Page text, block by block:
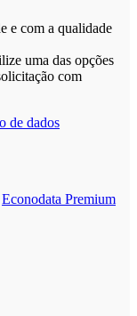
e com a qualidade
uma das opções
com
de dados
Econodata Premium